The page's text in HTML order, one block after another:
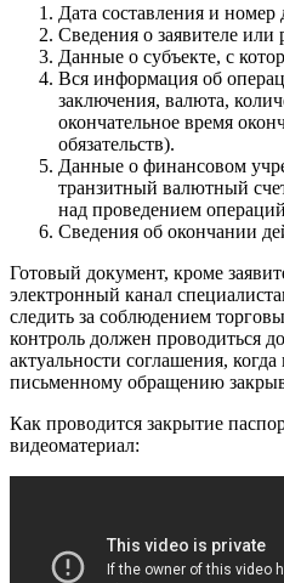
Дата составления и номер
Сведения о заявителе или
Данные о субъекте, с
Вся информация об
заключения, валюта,
окончательное время
обязательств).
Данные о финансовом
транзитный валютный
над проведением
Сведения об окончании
Готовый документ, кроме
электронный канал
следить за соблюдением
контроль должен проводиться
актуальности соглашения,
письменному обращению
Как проводится закрытие
видеоматериал: